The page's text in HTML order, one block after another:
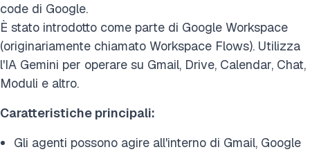
code di Google.
È stato introdotto come parte di Google Workspace
(originariamente chiamato Workspace Flows). Utilizza
l'IA Gemini per operare su Gmail, Drive, Calendar, Chat,
Moduli e altro.
Caratteristiche principali:
Gli agenti possono agire all'interno di Gmail, Google